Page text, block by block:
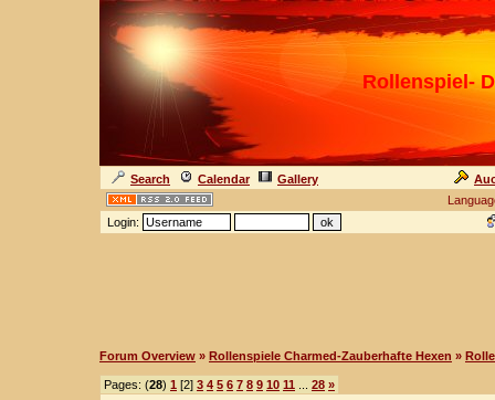
Rollenspiel-
Search Calendar Gallery
Login:
Forum Overview » Rollenspiele Charmed-Zauberhafte Hexen »
Pages: (28) 1 [2] 3 4 5 6 7 8 9 10 11 28 »